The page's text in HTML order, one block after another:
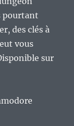
pourtant
des clés à
vous
sur